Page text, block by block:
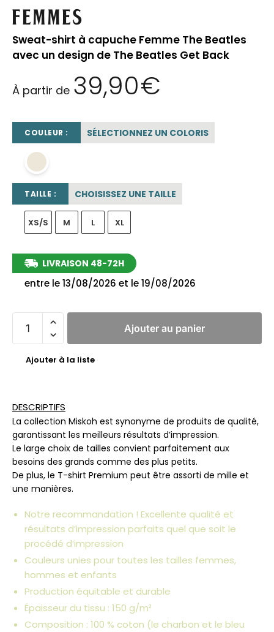
Femmes
Sweat-shirt à capuche Femme The Beatles
avec un design de The Beatles Get Back
À partir de 39,90€
COULEUR : SÉLECTIONNEZ UN COLORIS
TAILLE : CHOISISSEZ UNE TAILLE
XS/S M L XL
LIVRAISON 48-72H
entre le 13/08/2026 et le 19/08/2026
Ajouter au panier
Ajouter à la liste
DESCRIPTIFS
La collection Miskoh est synonyme de produits de qualité,
garantissant les meilleurs résultats d’impression.
Le large choix de tailles convient parfaitement aux
besoins des grands comme des plus petits.
De plus, le T-shirt Premium peut être assorti de mille et
une manières.
Notre recommandation ! Excellente qualité et
résultats d’impression parfaits quel que soit le
procédé d’impression
Couleurs unies pour toutes les tailles femmes,
hommes et enfants
Production équitable et durable
Épaisseur du tissu : 150 g/m²
Composition : 100 % coton (le charbon et le bleu